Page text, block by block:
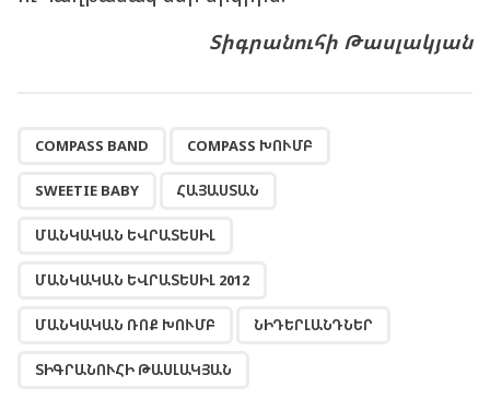
Տիգրանուհի Թասլակյան
COMPASS BAND COMPASS ԽՈՒՄԲ
SWEETIE BABY ՀԱՅԱՍՏԱՆ
ՄԱՆԿԱԿԱՆ ԵՎՐԱՏԵՍԻԼ
ՄԱՆԿԱԿԱՆ ԵՎՐԱՏԵՍԻԼ 2012
ՄԱՆԿԱԿԱՆ ՌՈՔ ԽՈՒՄԲ ՆԻԴԵՐԼԱՆԴՆԵՐ
ՏԻԳՐԱՆՈՒՀԻ ԹԱՍԼԱԿՅԱՆ